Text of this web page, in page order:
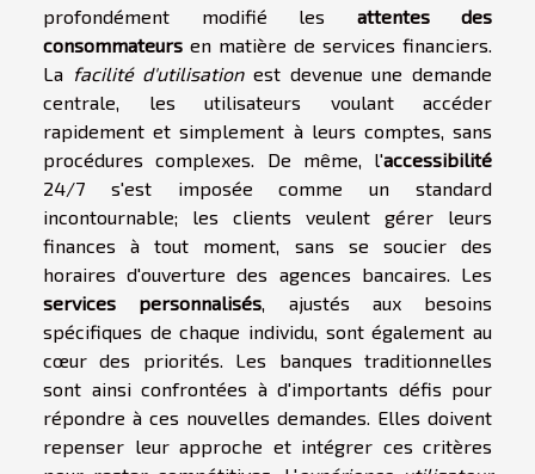
profondément modifié les attentes des
consommateurs en matière de services financiers.
La facilité d'utilisationest devenue une demande
centrale, les utilisateurs voulant accéder
rapidement et simplement à leurs comptes, sans
procédures complexes. De même, l'accessibilité
24/7 s'est imposée comme un standard
incontournable; les clients veulent gérer leurs
finances à tout moment, sans se soucier des
horaires d'ouverture des agences bancaires. Les
services personnalisés, ajustés aux besoins
spécifiques de chaque individu, sont également au
cœur des priorités. Les banques traditionnelles
sont ainsi confrontées à d'importants défis pour
répondre à ces nouvelles demandes. Elles doivent
repenser leur approche et intégrer ces critères